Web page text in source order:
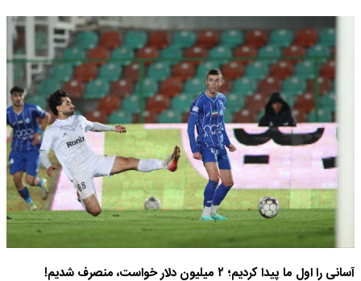
آسانی را اول ما پیدا کردیم؛ ۲ میلیون دلار خواست، منصرف شدیم!